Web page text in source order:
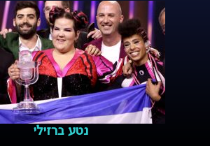
נטע ברזילי